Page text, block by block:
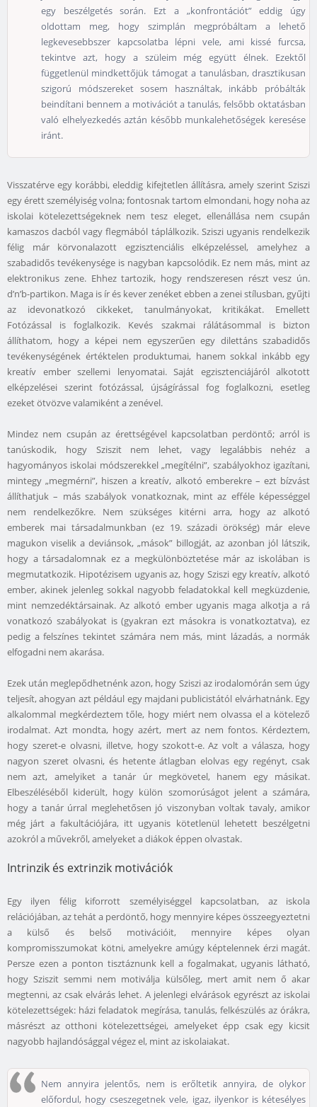
egy beszélgetés során. Ezt a „konfrontációt” eddig úgy
oldottam meg, hogy szimplán megpróbáltam a lehető
legkevesebbszer kapcsolatba lépni vele, ami kissé furcsa,
tekintve azt, hogy a szüleim még együtt élnek. Ezektől
függetlenül mindkettőjük támogat a tanulásban, drasztikusan
szigorú módszereket sosem használtak, inkább próbálták
beindítani bennem a motivációt a tanulás, felsőbb oktatásban
való elhelyezkedés aztán később munkalehetőségek keresése
iránt.
Visszatérve egy korábbi, eleddig kifejtetlen állításra, amely szerint Sziszi
egy érett személyiség volna; fontosnak tartom elmondani, hogy noha az
iskolai kötelezettségeknek nem tesz eleget, ellenállása nem csupán
kamaszos dacból vagy flegmából táplálkozik. Sziszi ugyanis rendelkezik
félig már körvonalazott egzisztenciális elképzeléssel, amelyhez a
szabadidős tevékenysége is nagyban kapcsolódik. Ez nem más, mint az
elektronikus zene. Ehhez tartozik, hogy rendszeresen részt vesz ún.
d’n’b-partikon. Maga is ír és kever zenéket ebben a zenei stílusban, gyűjti
az idevonatkozó cikkeket, tanulmányokat, kritikákat. Emellett
Fotózással is foglalkozik. Kevés szakmai rálátásommal is bizton
állíthatom, hogy a képei nem egyszerűen egy dilettáns szabadidős
tevékenységének értéktelen produktumai, hanem sokkal inkább egy
kreatív ember szellemi lenyomatai. Saját egzisztenciájáról alkotott
elképzelései szerint fotózással, újságírással fog foglalkozni, esetleg
ezeket ötvözve valamiként a zenével.
Mindez nem csupán az érettségével kapcsolatban perdöntő; arról is
tanúskodik, hogy Sziszit nem lehet, vagy legalábbis nehéz a
hagyományos iskolai módszerekkel „megítélni”, szabályokhoz igazítani,
mintegy „megmérni”, hiszen a kreatív, alkotó emberekre – ezt bízvást
állíthatjuk – más szabályok vonatkoznak, mint az efféle képességgel
nem rendelkezőkre. Nem szükséges kitérni arra, hogy az alkotó
emberek mai társadalmunkban (ez 19. századi örökség) már eleve
magukon viselik a deviánsok, „mások” billogját, az azonban jól látszik,
hogy a társadalomnak ez a megkülönböztetése már az iskolában is
megmutatkozik. Hipotézisem ugyanis az, hogy Sziszi egy kreatív, alkotó
ember, akinek jelenleg sokkal nagyobb feladatokkal kell megküzdenie,
mint nemzedéktársainak. Az alkotó ember ugyanis maga alkotja a rá
vonatkozó szabályokat is (gyakran ezt másokra is vonatkoztatva), ez
pedig a felszínes tekintet számára nem más, mint lázadás, a normák
elfogadni nem akarása.
Ezek után meglepődhetnénk azon, hogy Sziszi az irodalomórán sem úgy
teljesít, ahogyan azt például egy majdani publicistától elvárhatnánk. Egy
alkalommal megkérdeztem tőle, hogy miért nem olvassa el a kötelező
irodalmat. Azt mondta, hogy azért, mert az nem fontos. Kérdeztem,
hogy szeret-e olvasni, illetve, hogy szokott-e. Az volt a válasza, hogy
nagyon szeret olvasni, és hetente átlagban elolvas egy regényt, csak
nem azt, amelyiket a tanár úr megkövetel, hanem egy másikat.
Elbeszéléséből kiderült, hogy külön szomorúságot jelent a számára,
hogy a tanár úrral meglehetősen jó viszonyban voltak tavaly, amikor
még járt a fakultációjára, itt ugyanis kötetlenül lehetett beszélgetni
azokról a művekről, amelyeket a diákok éppen olvastak.
Intrinzik és extrinzik motivációk
Egy ilyen félig kiforrott személyiséggel kapcsolatban, az iskola
relációjában, az tehát a perdöntő, hogy mennyire képes összeegyeztetni
a külső és belső motivációit, mennyire képes olyan
kompromisszumokat kötni, amelyekre amúgy képtelennek érzi magát.
Persze ezen a ponton tisztáznunk kell a fogalmakat, ugyanis látható,
hogy Sziszit semmi nem motiválja külsőleg, mert amit nem ő akar
megtenni, az csak elvárás lehet. A jelenlegi elvárások egyrészt az iskolai
kötelezettségek: házi feladatok megírása, tanulás, felkészülés az órákra,
másrészt az otthoni kötelezettségei, amelyeket épp csak egy kicsit
nagyobb hajlandósággal végez el, mint az iskolaiakat.
Nem annyira jelentős, nem is erőltetik annyira, de olykor
előfordul, hogy cseszegetnek vele, igaz, ilyenkor is kétesélyes